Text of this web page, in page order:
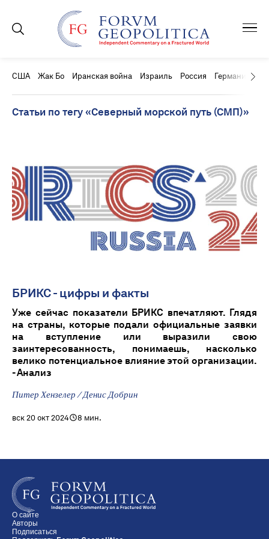
США Жак Бо Иранская война Израиль Россия Германия
Статьи по тегу «Северный морской путь (СМП)»
БРИКС - цифры и факты
Уже сейчас показатели БРИКС впечатляют. Глядя
на страны, которые подали официальные заявки
на вступление или выразили свою
заинтересованность, понимаешь, насколько
велико потенциальное влияние этой организации.
- Анализ
Питер Хензелер / Денис Добрин
вск 20 окт 2024 8 мин.
О сайте
Авторы
Подписаться